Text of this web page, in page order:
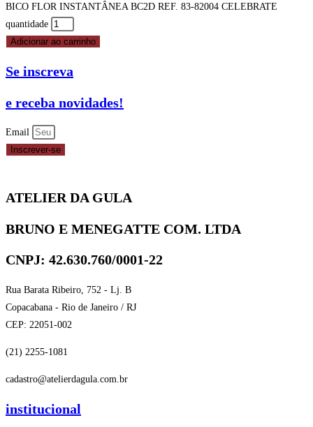
BICO FLOR INSTANTÂNEA BC2D REF. 83-82004 CELEBRATE
quantidade
Adicionar ao carrinho
Se inscreva
e receba novidades!
Email
Inscrever-se
ATELIER DA GULA
BRUNO E MENEGATTE COM. LTDA
CNPJ: 42.630.760/0001-22
Rua Barata Ribeiro, 752 - Lj. B
Copacabana - Rio de Janeiro / RJ
CEP: 22051-002
(21) 2255-1081
cadastro@atelierdagula.com.br
institucional